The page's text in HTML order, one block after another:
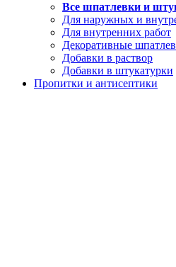
Все шпатлевки и
Для наружных и
Для внутренних работ
Декоративные
Добавки в раствор
Добавки в штукатурки
Пропитки и антисептики